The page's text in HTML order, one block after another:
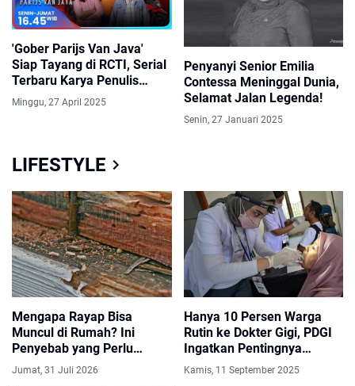
'Gober Parijs Van Java'
Siap Tayang di RCTI, Serial
Terbaru Karya Penulis
'Preman Pensiun'
Minggu, 27 April 2025
Penyanyi Senior Emilia
Contessa Meninggal Dunia,
Selamat Jalan Legenda!
Senin, 27 Januari 2025
LIFESTYLE
Mengapa Rayap Bisa
Muncul di Rumah? Ini
Penyebab yang Perlu
Diketahui
Jumat, 31 Juli 2026
Hanya 10 Persen Warga
Rutin ke Dokter Gigi, PDGI
Ingatkan Pentingnya
Periksa Dini
Kamis, 11 September 2025